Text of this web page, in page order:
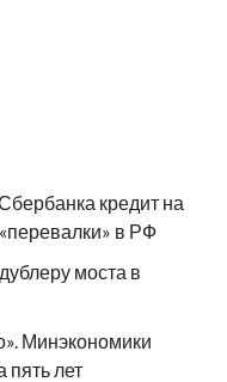
кредит на
в РФ
моста в
Минэкономики
лет